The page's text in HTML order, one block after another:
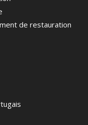
de restauration